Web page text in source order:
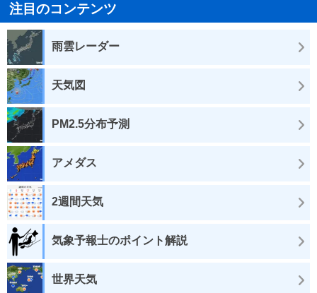
注目のコンテンツ
雨雲レーダー
天気図
PM2.5分布予測
アメダス
2週間天気
気象予報士のポイント解説
世界天気